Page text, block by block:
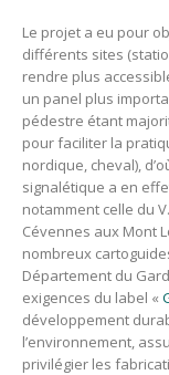
Le projet a eu pour
différents sites
rendre plus
un panel plus
pédestre étant
pour faciliter la
nordique, cheval),
signalétique a en
notamment celle du
Cévennes aux Mont
nombreux
Département du
exigences du label «
développement
l’environnement,
privilégier les